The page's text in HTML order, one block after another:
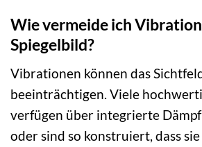
Wie vermeide ich
Spiegelbild?
Vibrationen können das
beeinträchtigen. Viele
verfügen über integrierte
oder sind so konstruiert, dass